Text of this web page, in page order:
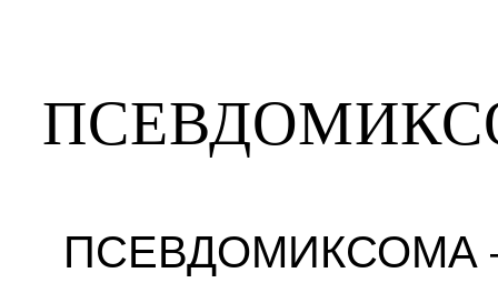
ПСЕВДОМИКСОМА —